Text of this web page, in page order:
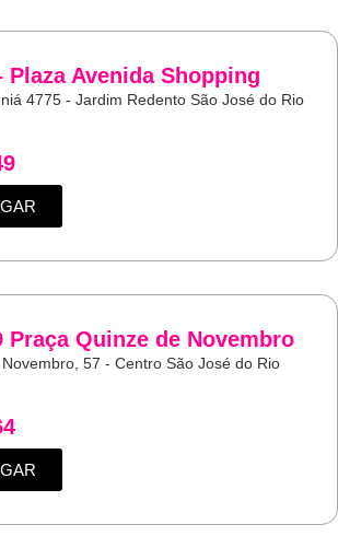
Plaza Avenida Shopping
4775 - Jardim Redento São José do Rio
Praça Quinze de Novembro
57 - Centro São José do Rio